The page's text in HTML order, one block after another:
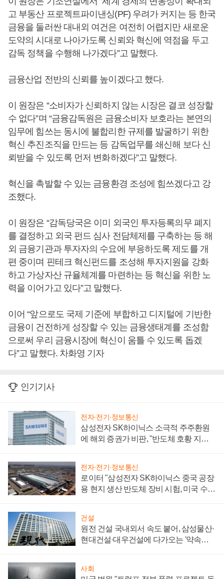
고 부동산 프로젝트파이낸싱(PF) 우려가 커지는 등 한국
금융을 둘러싼 대내외 여건은 여전히 어렵지만 새로운
도약의 시대로 나아가도록 신뢰와 혁신에 역점을 두고
감독 정책을 수행해 나가겠다”고 말했다.
금융산업 전반의 신뢰를 높이겠다고 했다.
이 원장은 “소비자가 신뢰하지 않는 시장은 결코 성장할
수 없다”며 “금융감독원은 금융소비자 보호라는 본연의
임무에 힘쓰는 동시에 불합리한 규제를 발굴하기 위한
혁신 추진조직을 만드는 등 감독업무를 쇄신해 보다 신
뢰받을 수 있도록 먼저 변화하겠다”고 말했다.
혁신을 촉발할 수 있는 금융환경 조성에 힘쓰겠다고 강
조했다.
이 원장은 “감독당국은 이미 외국인 투자등록의무 폐지
를 결정하고 외국 펀드 심사 전담체제를 구축하는 등 해
외 금융기관과 투자자의 수요에 부응하도록 제도를 개
편 중이며 핀테크 혁신펀드를 조성해 투자지원을 강화
하고 가상자산 규율체계를 마련하는 등 혁신을 위한 노
력을 이어가고 있다”고 말했다.
이어 “앞으로도 국제 기준에 부합하고 디지털에 기반한
금융이 건전하게 성장할 수 있는 금융생태계를 조성함
으로써 우리 금융시장에 혁신이 움틀 수 있도록 돕겠
다”고 말했다. 차화영 기자
인기기사
전자·전기·정보통신
삼성전자 SK하이닉스 소극적 주주환원
에 해외 증권가 비판, "반도체 호황 지속
전자·전기·정보통신
로이터 "삼성전자 SK하이닉스 중국 공장
용 현지 생산 반도체 장비 시험, 미국 수출
건설
원전 건설 국내외서 속도 붙어, 삼성물산·
현대건설·대우건설에 다가오는 '약속의
사회